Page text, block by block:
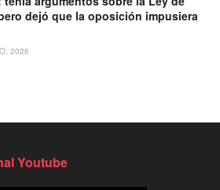
dejó que la oposición impusiera
2026
Youtube